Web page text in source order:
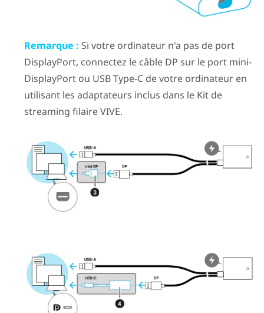
Remarque : Si votre ordinateur n'a pas de port
DisplayPort, connectez le câble DP sur le port mini-
DisplayPortou USB Type-Cde votre ordinateur en
utilisant les adaptateurs inclus dans le Kit de
streaming filaire VIVE.